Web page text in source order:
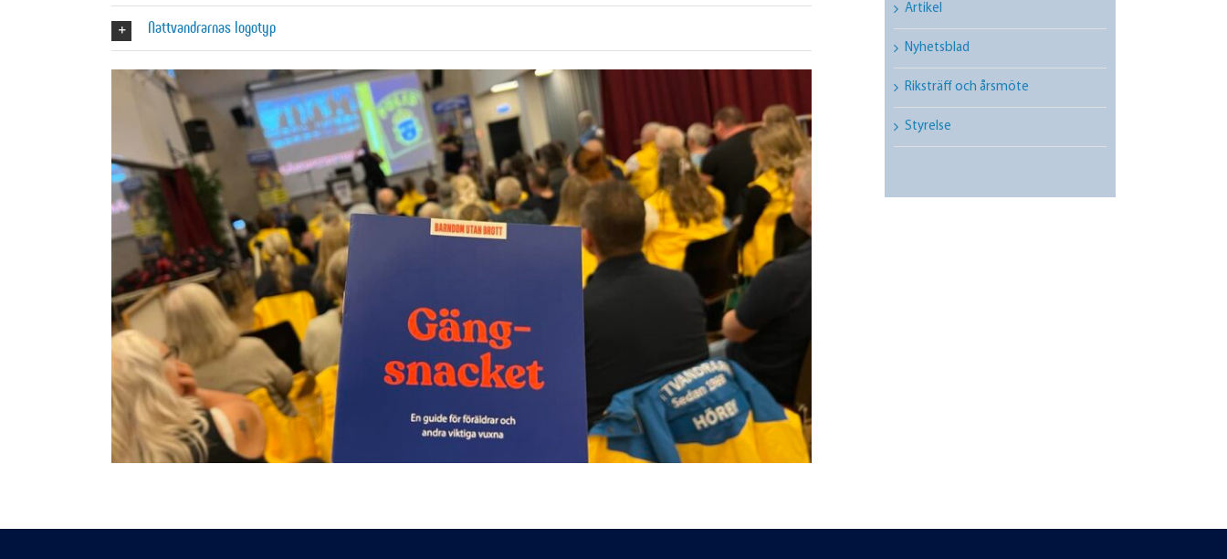
Nattvandrarnas logotyp
Artikel
Nyhetsblad
Riksträff och årsmöte
Styrelse